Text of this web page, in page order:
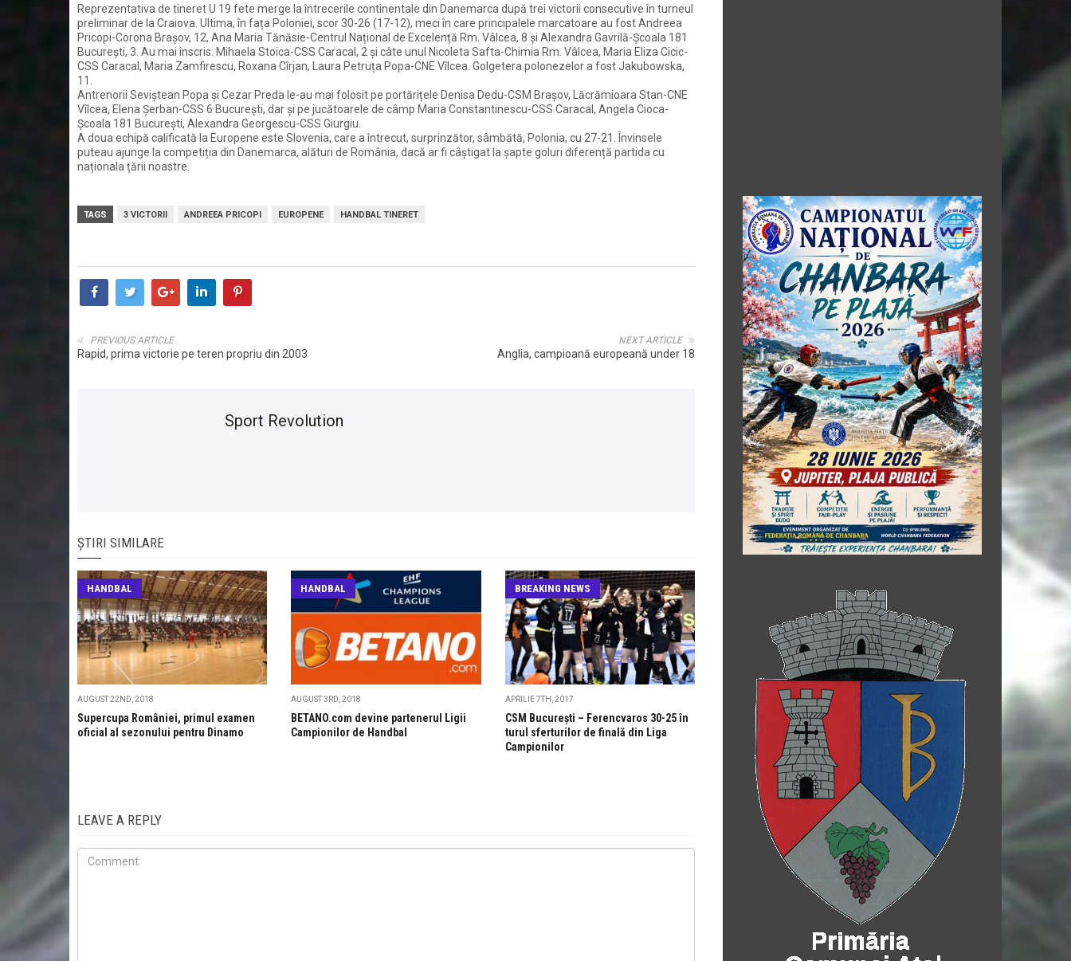
Reprezentativa de tineret U 19 fete merge la întrecerile continentale din Danemarca după trei victorii consecutive în turneul
preliminar de la Craiova. Ultima, în fața Poloniei, scor 30-26 (17-12), meci în care principalele marcatoare au fost Andreea
Pricopi-Corona Brașov, 12, Ana Maria Tănăsie-Centrul Național de Excelență Rm. Vâlcea, 8 și Alexandra Gavrilă-Școala 181
București, 3. Au mai înscris: Mihaela Stoica-CSS Caracal, 2 și câte unul Nicoleta Safta-Chimia Rm. Vâlcea, Maria Eliza Cicic-
CSS Caracal, Maria Zamfirescu, Roxana Cîrjan, Laura Petruța Popa-CNE Vîlcea. Golgetera polonezelor a fost Jakubowska,
11.
Antrenorii Seviștean Popa și Cezar Preda le-au mai folosit pe portărițele Denisa Dedu-CSM Brașov, Lăcrămioara Stan-CNE
Vîlcea, Elena Șerban-CSS 6 București, dar și pe jucătoarele de câmp Maria Constantinescu-CSS Caracal, Angela Cioca-
Școala 181 București, Alexandra Georgescu-CSS Giurgiu.
A doua echipă calificată la Europene este Slovenia, care a întrecut, surprinzător, sâmbătă, Polonia, cu 27-21. Învinsele
puteau ajunge la competiția din Danemarca, alături de România, dacă ar fi câștigat la șapte goluri diferență partida cu
naționala țării noastre.
TAGS 3 VICTORII ANDREEA PRICOPI EUROPENE HANDBAL TINERET
NEXT ARTICLE
Anglia, campioană europeană under 18
PREVIOUS ARTICLE
Rapid, prima victorie pe teren propriu din 2003
Sport Revolution
ȘTIRI SIMILARE
HANDBAL
AUGUST 22ND, 2018
Supercupa României, primul examen
oficial al sezonului pentru Dinamo
HANDBAL
AUGUST 3RD, 2018
BETANO.com devine partenerul Ligii
Campionilor de Handbal
BREAKING NEWS
APRILIE 7TH, 2017
CSM Bucureşti – Ferencvaros 30-25 în
turul sferturilor de finală din Liga
Campionilor
LEAVE A REPLY